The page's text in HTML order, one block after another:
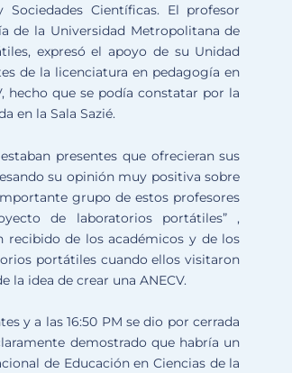
Científicas. El profesor
de la Universidad Metropolitana de
expresó el apoyo de su Unidad
de la licenciatura en pedagogía en
hecho que se podía constatar por la
en la Sala Sazié.
presentes que ofrecieran sus
su opinión muy positiva sobre
grupo de estos profesores
de laboratorios portátiles” ,
recibido de los académicos y de los
portátiles cuando ellos visitaron
la idea de crear una ANECV.
y a las 16:50 PM se dio por cerrada
demostrado que habría un
de Educación en Ciencias de la